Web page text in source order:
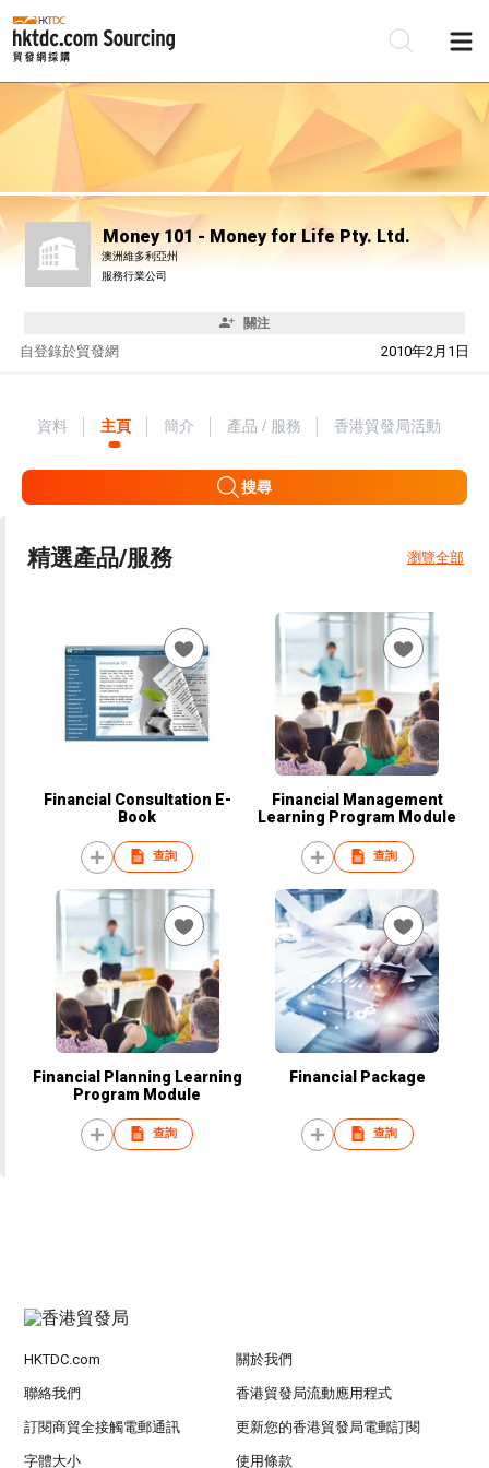
Money 101 - Money for Life Pty. Ltd.
澳洲維多利亞州
服務行業公司
關注
自 2010年2月1日
登錄於貿發網
資料 主頁 簡介 產品 / 服務 香港貿發局活動
搜尋
精選產品/服務 瀏覽全部
Financial Consultation E-
Book
查詢
Financial Management
Learning Program Module
查詢
Financial Planning Learning
Program Module
查詢
Financial Package
查詢
HKTDC.com 關於我們
聯絡我們 香港貿發局流動應用程式
訂閱商貿全接觸電郵通訊 更新您的香港貿發局電郵訂閱
字體大小 使用條款